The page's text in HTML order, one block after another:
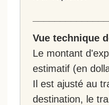
Vue technique
Le montant
estimatif (en
Il est ajusté au
destination, le